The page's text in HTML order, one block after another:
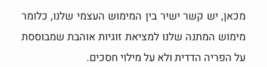
מכאן, יש קשר ישיר בין המימוש העצמי שלנו, כלומר
מימוש המתנה שלנו למציאת זוגיות אוהבת שמבוססת
על הפריה הדדית ולא על מילוי חסכים.